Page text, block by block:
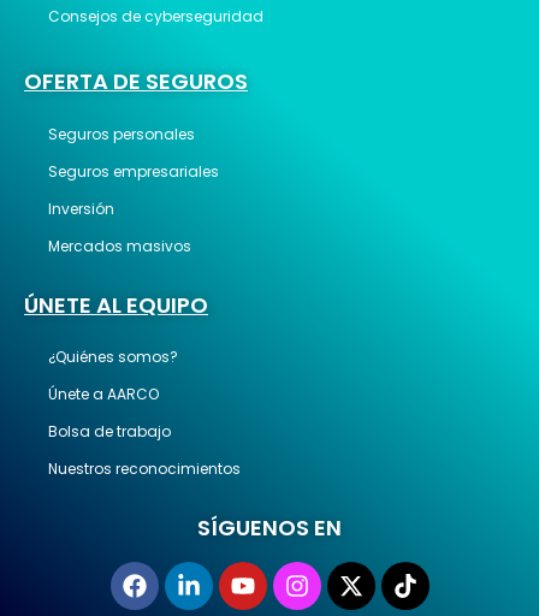
Consejos de cyberseguridad
OFERTA DE SEGUROS
Seguros personales
Seguros empresariales
Inversión
Mercados masivos
ÚNETE AL EQUIPO
¿Quiénes somos?
Únete a AARCO
Bolsa de trabajo
Nuestros reconocimientos
SÍGUENOS EN